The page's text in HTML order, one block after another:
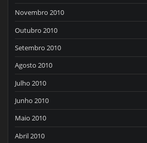
Novembro 2010
Outubro 2010
Setembro 2010
Agosto 2010
Julho 2010
Junho 2010
Maio 2010
Abril 2010